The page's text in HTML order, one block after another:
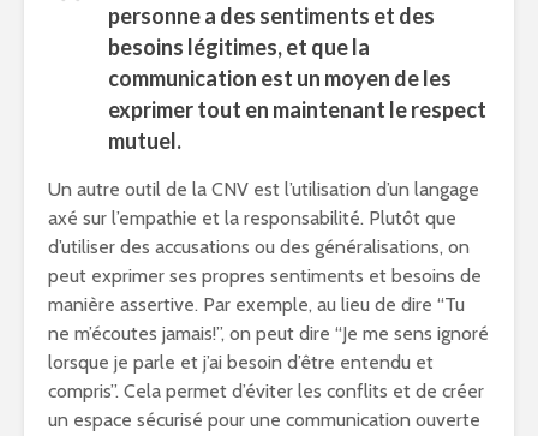
personne a des sentiments et des
besoins légitimes, et que la
communication est un moyen de les
exprimer tout en maintenant le respect
mutuel.
Un autre outil de la CNV est l’utilisation d’un langage
axé sur l’empathie et la responsabilité. Plutôt que
d’utiliser des accusations ou des généralisations, on
peut exprimer ses propres sentiments et besoins de
manière assertive. Par exemple, au lieu de dire “Tu
ne m’écoutes jamais!”, on peut dire “Je me sens ignoré
lorsque je parle et j’ai besoin d’être entendu et
compris”. Cela permet d’éviter les conflits et de créer
un espace sécurisé pour une communication ouverte